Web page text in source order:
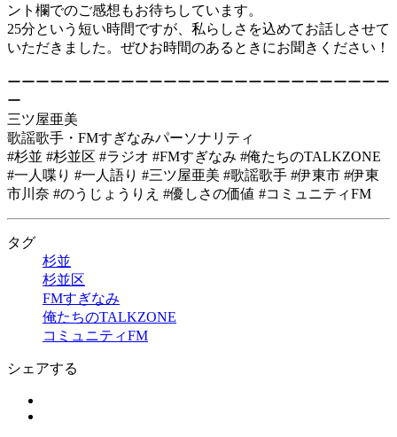
ント欄でのご感想もお待ちしています。
25分という短い時間ですが、私らしさを込めてお話しさせて
いただきました。ぜひお時間のあるときにお聞きください！
ーーーーーーーーーーーーーーーーーーーーーーーーーーー
ー
三ツ屋亜美
歌謡歌手・FMすぎなみパーソナリティ
#杉並 #杉並区 #ラジオ #FMすぎなみ #俺たちのTALKZONE
#一人喋り #一人語り #三ツ屋亜美 #歌謡歌手 #伊東市 #伊東
市川奈 #のうじょうりえ #優しさの価値 #コミュニティFM
タグ
杉並
杉並区
FMすぎなみ
俺たちのTALKZONE
コミュニティFM
シェアする